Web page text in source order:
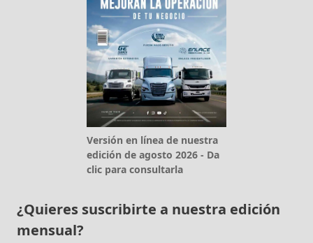
Versión en línea de nuestra
edición de agosto 2026 - Da
clic para consultarla
¿Quieres suscribirte a nuestra edición
mensual?